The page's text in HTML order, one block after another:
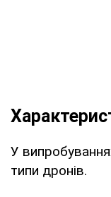
У
типи дронів.